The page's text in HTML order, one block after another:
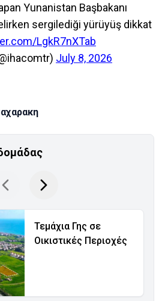
Yunanistan Başbakanı
sergilediği yürüyüş dikkat
LgkR7nXTab
July 8, 2026
Τεμάχια Γης σε
Οικιστικές Περιοχές